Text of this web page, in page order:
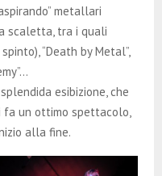
metallari
scaletta, tra i quali
“Death by Metal”,
esibizione, che
fa un ottimo spettacolo,
alla fine.